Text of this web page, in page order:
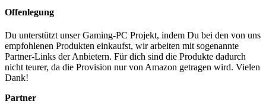
Offenlegung
Du unterstützt unser Gaming-PC Projekt, indem Du bei den von uns
empfohlenen Produkten einkaufst, wir arbeiten mit sogenannte
Partner-Links der Anbietern. Für dich sind die Produkte dadurch
nicht teurer, da die Provision nur von Amazon getragen wird. Vielen
Dank!
Partner